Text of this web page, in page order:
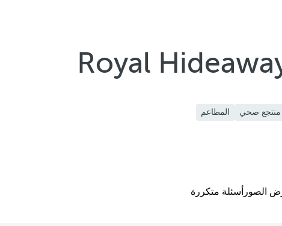
Royal
منتجع صحي المطاعم
الصور أسئلة متكررة